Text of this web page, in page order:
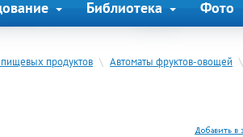
Библиотека Фото
продуктов \ Автоматы фруктов-овощей \